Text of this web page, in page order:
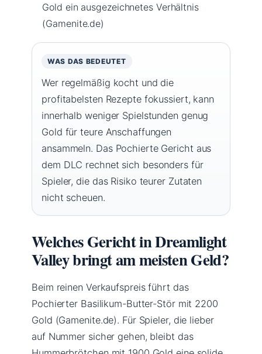
Gold ein ausgezeichnetes Verhältnis
(Gamenite.de)
WAS DAS BEDEUTET
Wer regelmäßig kocht und die
profitabelsten Rezepte fokussiert, kann
innerhalb weniger Spielstunden genug
Gold für teure Anschaffungen
ansammeln. Das Pochierte Gericht aus
dem DLC rechnet sich besonders für
Spieler, die das Risiko teurer Zutaten
nicht scheuen.
Welches Gericht in Dreamlight
Valley bringt am meisten Geld?
Beim reinen Verkaufspreis führt das
Pochierter Basilikum-Butter-Stör mit 2200
Gold (Gamenite.de). Für Spieler, die lieber
auf Nummer sicher gehen, bleibt das